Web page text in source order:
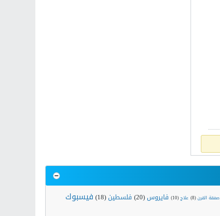
صفقة القرن(8) علاج(10) فايروس(20) فلسطين(18) فيسبوك